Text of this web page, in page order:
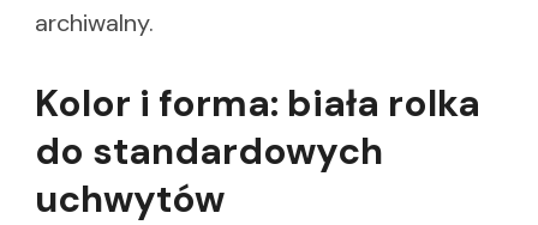
archiwalny.
Kolor i forma: biała rolka
do standardowych
uchwytów